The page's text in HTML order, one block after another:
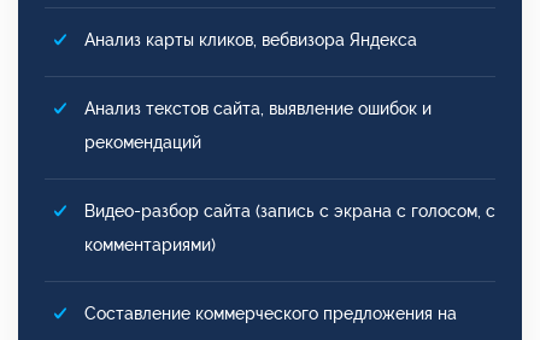
Анализ карты кликов, вебвизора Яндекса
Анализ текстов сайта, выявление ошибок и
рекомендаций
Видео-разбор сайта (запись с экрана с голосом, с
комментариями)
Составление коммерческого предложения на